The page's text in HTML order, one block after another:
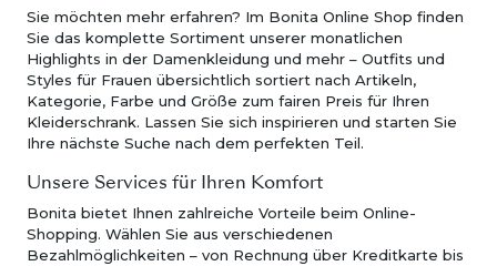
Sie möchten mehr erfahren? Im Bonita Online Shop finden
Sie das komplette Sortiment unserer monatlichen
Highlights in der Damenkleidung und mehr – Outfits und
Styles für Frauen übersichtlich sortiert nach Artikeln,
Kategorie, Farbe und Größe zum fairen Preis für Ihren
Kleiderschrank. Lassen Sie sich inspirieren und starten Sie
Ihre nächste Suche nach dem perfekten Teil.
Unsere Services für Ihren Komfort
Bonita bietet Ihnen zahlreiche Vorteile beim Online-
Shopping. Wählen Sie aus verschiedenen
Bezahlmöglichkeiten – von Rechnung über Kreditkarte bis